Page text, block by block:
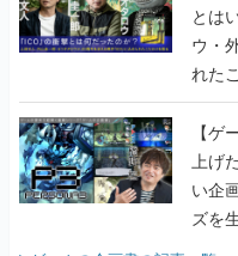
画書
【ゲ
上げ
い企
ズを
ビュ
ゲームの企画書の記事一覧
若ゲのいたり〜ゲーム